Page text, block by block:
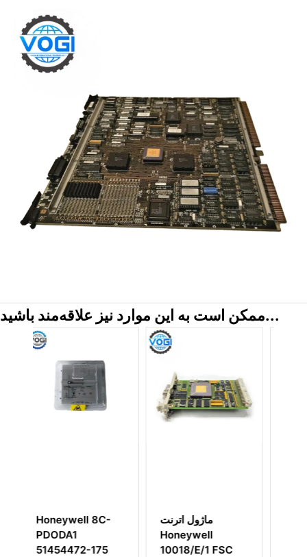
ممکن است به این موارد نیز علاقه‌مند باشید...
ماژول اترنت
Honeywell
10018/E/1 FSC
Honeywell MU-
TDID12
51304441-100